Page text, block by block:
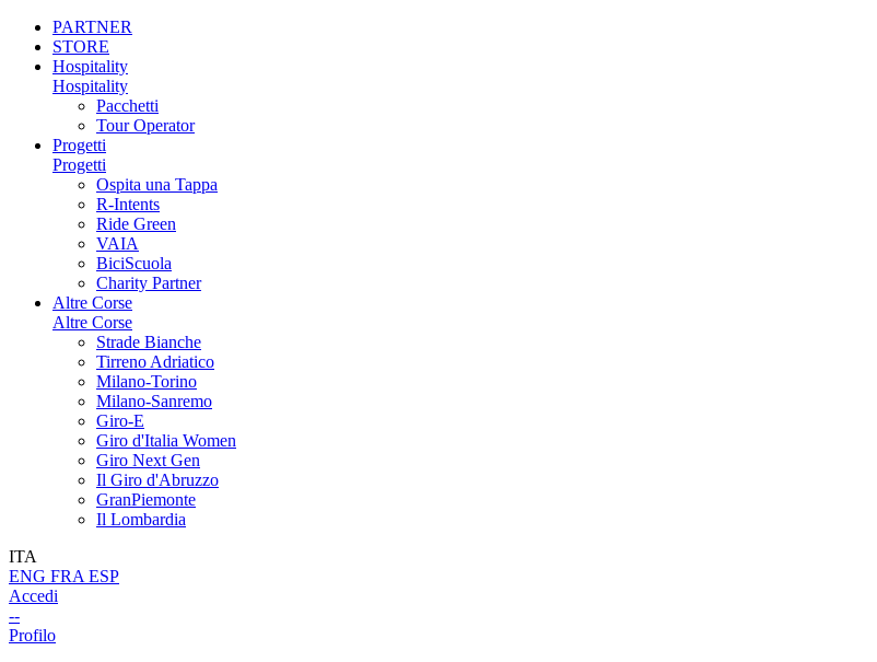
PARTNER
STORE
Hospitality
Hospitality
Pacchetti
Tour Operator
Progetti
Progetti
Ospita una Tappa
R-Intents
Ride Green
VAIA
BiciScuola
Charity Partner
Altre Corse
Altre Corse
Strade Bianche
Tirreno Adriatico
Milano-Torino
Milano-Sanremo
Giro-E
Giro d'Italia Women
Giro Next Gen
Il Giro d'Abruzzo
GranPiemonte
Il Lombardia
ITA
ENG FRA ESP
Accedi
--
Profilo